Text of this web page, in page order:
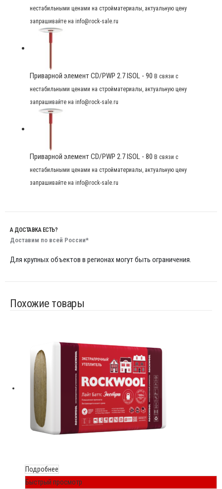
нестабильными ценами на стройматериалы, актуальную цену
запрашивайте на info@rock-sale.ru
Приварной элемент CD/PWP 2.7 ISOL - 90 В связи с
нестабильными ценами на стройматериалы, актуальную цену
запрашивайте на info@rock-sale.ru
Приварной элемент CD/PWP 2.7 ISOL - 80 В связи с
нестабильными ценами на стройматериалы, актуальную цену
запрашивайте на info@rock-sale.ru
А ДОСТАВКА ЕСТЬ?
Доставим по всей России*
Для крупных объектов в регионах могут быть ограничения.
Похожие товары
Подробнее
Быстрый просмотр